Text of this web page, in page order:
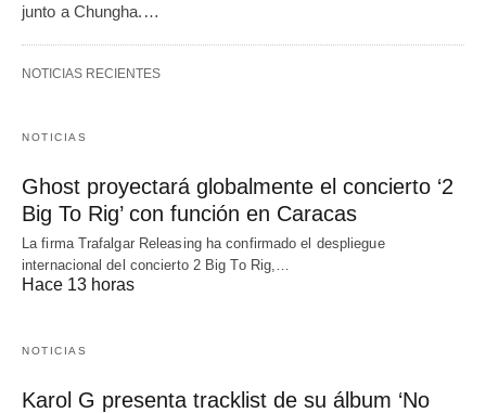
junto a Chungha.…
NOTICIAS RECIENTES
NOTICIAS
Ghost proyectará globalmente el concierto ‘2
Big To Rig’ con función en Caracas
La firma Trafalgar Releasing ha confirmado el despliegue
internacional del concierto 2 Big To Rig,…
Hace 13 horas
NOTICIAS
Karol G presenta tracklist de su álbum ‘No